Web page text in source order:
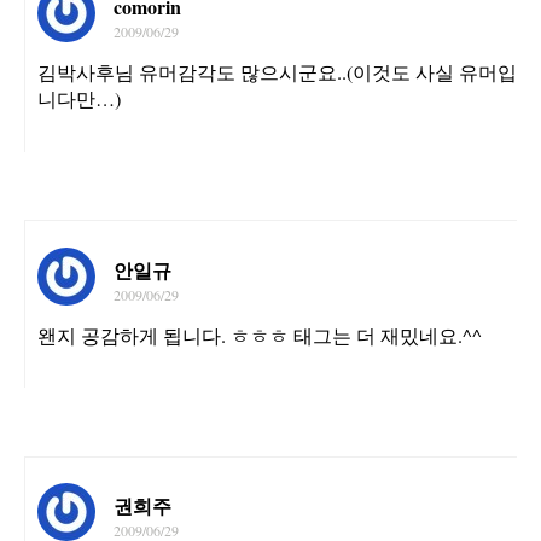
comorin
2009/06/29
김박사후님 유머감각도 많으시군요..(이것도 사실 유머입
니다만…)
안일규
2009/06/29
왠지 공감하게 됩니다. ㅎㅎㅎ 태그는 더 재밌네요.^^
권희주
2009/06/29